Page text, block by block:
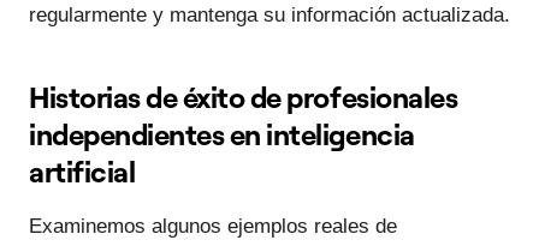
regularmente y mantenga su información actualizada.
Historias de éxito de profesionales
independientes en inteligencia
artificial
Examinemos algunos ejemplos reales de